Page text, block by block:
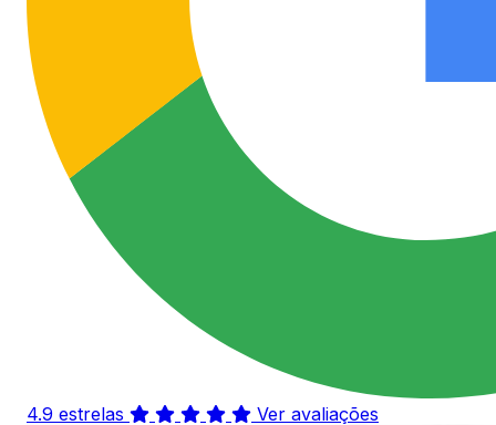
4.9 estrelas Ver avaliações